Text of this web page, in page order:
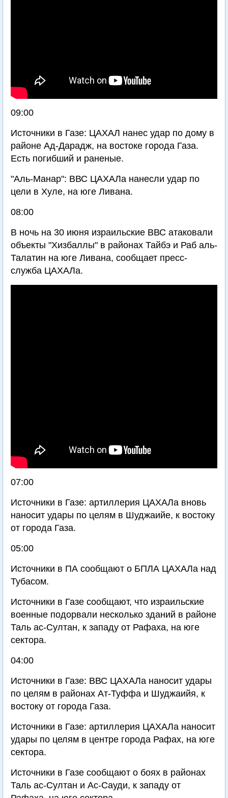
09:00
Источники в Газе: ЦАХАЛ нанес удар по дому в
районе Ад-Дарадж, на востоке города Газа.
Есть погибший и раненые.
"Аль-Манар": ВВС ЦАХАЛа нанесли удар по
цели в Хуле, на юге Ливана.
08:00
В ночь на 30 июня израильские ВВС атаковали
объекты "Хизбаллы" в районах Тайбэ и Раб аль-
Талатин на юге Ливана, сообщает пресс-
служба ЦАХАЛа.
07:00
Источники в Газе: артиллерия ЦАХАЛа вновь
наносит удары по целям в Шуджаийе, к востоку
от города Газа.
05:00
Источники в ПА сообщают о БПЛА ЦАХАЛа над
Тубасом.
Источники в Газе сообщают, что израильские
военные подорвали несколько зданий в районе
Таль ас-Султан, к западу от Рафаха, на юге
сектора.
04:00
Источники в Газе: ВВС ЦАХАЛа наносит удары
по целям в районах Ат-Туффа и Шуджаийя, к
востоку от города Газа.
Источники в Газе: артиллерия ЦАХАЛа наносит
удары по целям в центре города Рафах, на юге
сектора.
Источники в Газе сообщают о боях в районах
Таль ас-Султан и Ас-Сауди, к западу от